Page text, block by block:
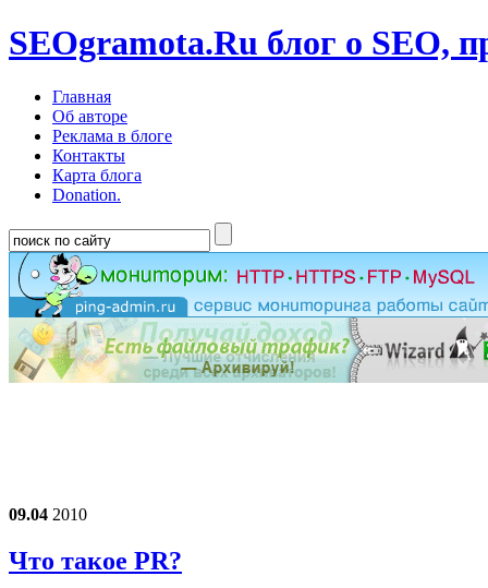
SEOgramota.Ru блог о SEO,
Главная
Об авторе
Реклама в блоге
Контакты
Карта блога
Donation.
09.04 2010
Что такое PR?